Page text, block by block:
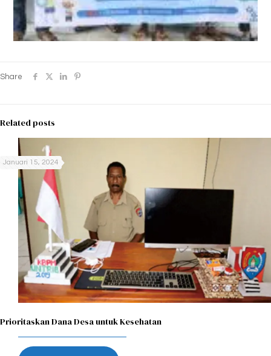
Share
Related posts
Januari 15, 2024
Prioritaskan Dana Desa untuk Kesehatan